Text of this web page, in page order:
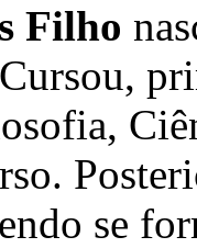
Filho
se